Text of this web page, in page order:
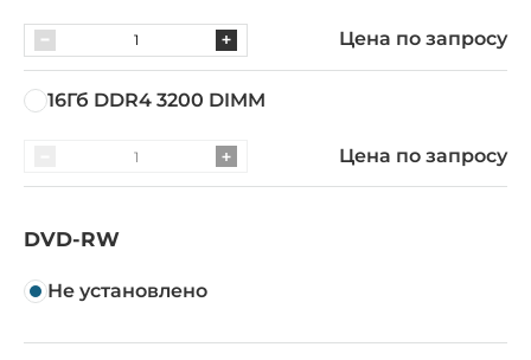
Цена по запросу
16Гб DDR4 3200 DIMM
Цена по запросу
DVD-RW
Не установлено